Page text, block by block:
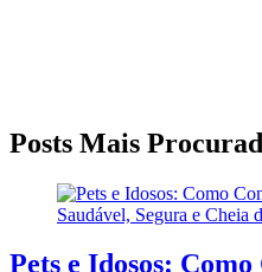
Posts Mais
Pets e Idosos: